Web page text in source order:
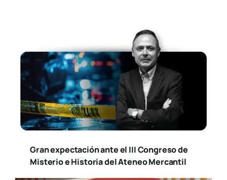
Gran expectación ante el III Congreso de
Misterio e Historia del Ateneo Mercantil